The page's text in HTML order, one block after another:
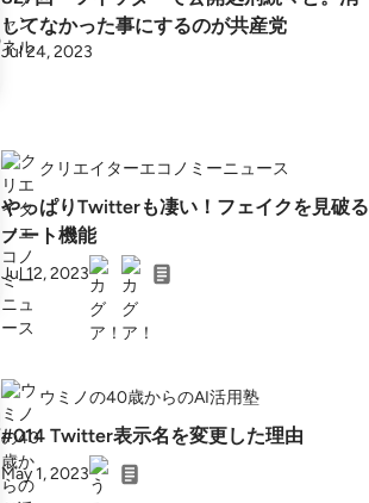
してなかった事にするのが共産党
Jul 24, 2023
クリエイターエコノミーニュース
やっぱりTwitterも凄い！フェイクを見破る
ノート機能
Jul 12, 2023
ウミノの40歳からのAI活用塾
#014 Twitter表示名を変更した理由
May 1, 2023